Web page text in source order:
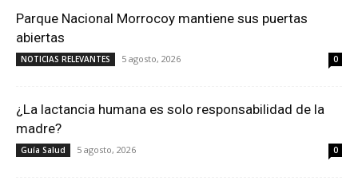
Parque Nacional Morrocoy mantiene sus puertas
abiertas
NOTICIAS RELEVANTES 5 agosto, 2026 0
¿La lactancia humana es solo responsabilidad de la
madre?
Guía Salud 5 agosto, 2026 0